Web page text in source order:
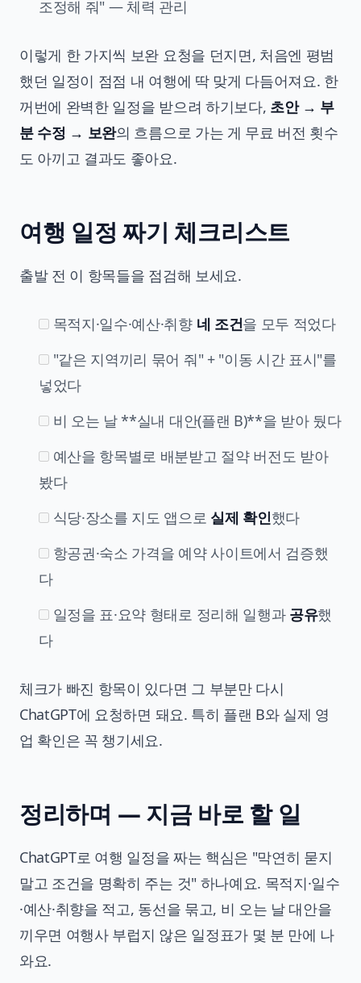
조정해 줘" — 체력 관리
이렇게 한 가지씩 보완 요청을 던지면, 처음엔 평범
했던 일정이 점점 내 여행에 딱 맞게 다듬어져요. 한
꺼번에 완벽한 일정을 받으려 하기보다, 초안 → 부
분 수정 → 보완의 흐름으로 가는 게 무료 버전 횟수
도 아끼고 결과도 좋아요.
여행 일정 짜기 체크리스트
출발 전 이 항목들을 점검해 보세요.
목적지·일수·예산·취향 네 조건을 모두 적었다
"같은 지역끼리 묶어 줘" + "이동 시간 표시"를
넣었다
비 오는 날 **실내 대안(플랜 B)**을 받아 뒀다
예산을 항목별로 배분받고 절약 버전도 받아
봤다
식당·장소를 지도 앱으로 실제 확인했다
항공권·숙소 가격을 예약 사이트에서 검증했
다
일정을 표·요약 형태로 정리해 일행과 공유했
다
체크가 빠진 항목이 있다면 그 부분만 다시
ChatGPT에 요청하면 돼요. 특히 플랜 B와 실제 영
업 확인은 꼭 챙기세요.
정리하며 — 지금 바로 할 일
ChatGPT로 여행 일정을 짜는 핵심은 "막연히 묻지
말고 조건을 명확히 주는 것" 하나예요. 목적지·일수
·예산·취향을 적고, 동선을 묶고, 비 오는 날 대안을
끼우면 여행사 부럽지 않은 일정표가 몇 분 만에 나
와요.